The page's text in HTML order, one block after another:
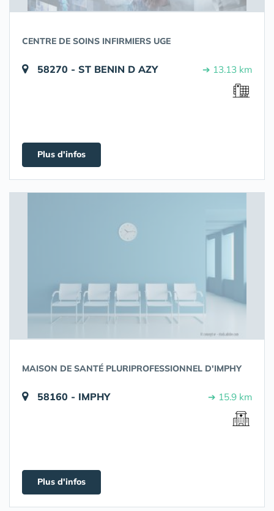
CENTRE DE SOINS INFIRMIERS UGE
58270 - ST BENIN D AZY ➔ 13.13 km
Plus d'infos
MAISON DE SANTÉ PLURIPROFESSIONNEL D'IMPHY
58160 - IMPHY ➔ 15.9 km
Plus d'infos